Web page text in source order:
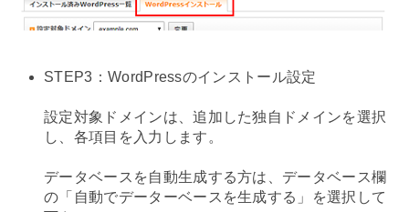
STEP3：WordPressのインストール設定
設定対象ドメインは、追加した独自ドメインを選択
し、各項目を入力します。
データベースを自動生成する方は、データベース欄
の「自動でデーターベースを生成する」を選択して